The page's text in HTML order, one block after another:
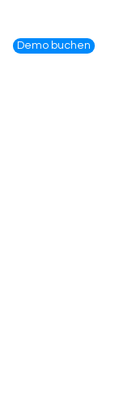
Demo buchen